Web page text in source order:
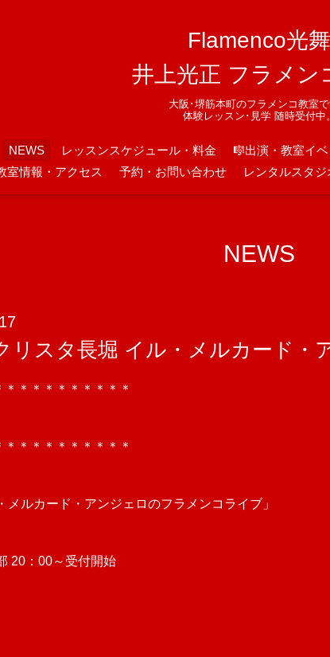
Flamenco光舞
井上光正 フラメン
大阪･堺筋本町のフラメンコ教室で
体験レッスン･見学 随時受付中。
NEWS レッスンスケジュール・料金 🎼出演・教室イ
室情報・アクセス
予約・お問い合わせ レンタルスタ
NEWS
リスタ長堀 イル・メルカード
＊＊＊＊＊＊＊＊＊
＊＊＊＊＊＊＊＊＊
メルカード・アンジェロのフラメンコライブ」
20：00～受付開始